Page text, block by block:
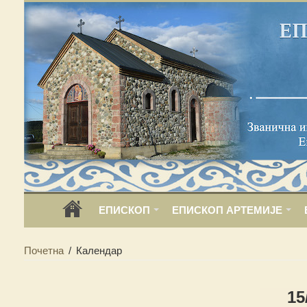
ЕПИСКОП ЕПИСКОП АРТЕМИЈЕ
Почетна / Календар